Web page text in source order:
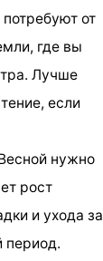
от
где вы
Лучше
если
нужно
рост
и ухода за
период.